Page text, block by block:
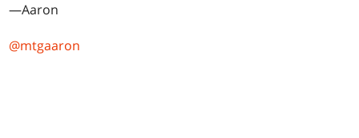
—Aaron
@mtgaaron